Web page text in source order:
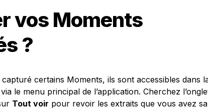
vos Moments
?
certains Moments, ils sont accessibles dans
le menu principal de l’application. Cherchez
Tout voir pour revoir les extraits que vous avez